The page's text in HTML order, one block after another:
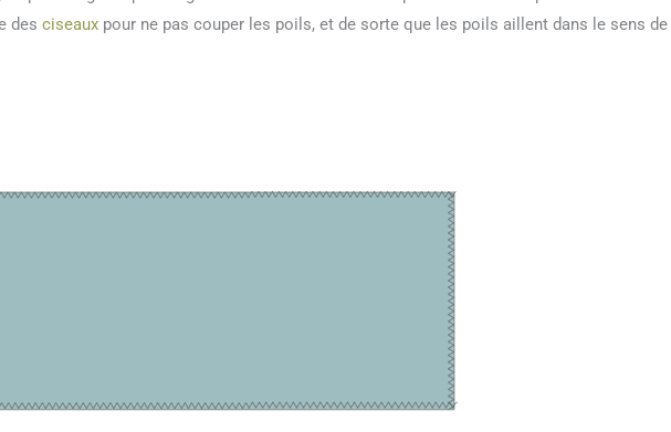
des ciseaux pour ne pas couper les poils, et de sorte que les poils aillent dans le sens